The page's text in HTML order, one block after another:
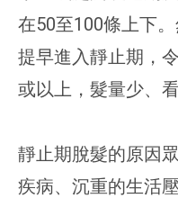
在50至100條上下
提早進入靜止期，
或以上，髮量少、
靜止期脫髮的原因
疾病、沉重的生活